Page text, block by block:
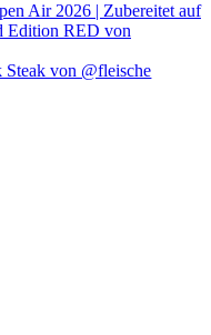
von @fleische